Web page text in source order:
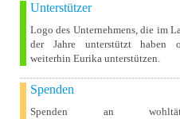
Unterstützer
Logo des Unternehmens, die im
der Jahre unterstützt haben
weiterhin Eurika unterstützen.
Spenden
Spenden an